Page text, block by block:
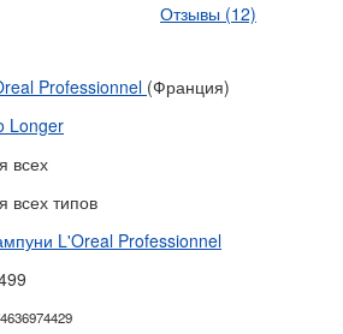
Отзывы (12)
Professionnel (Франция)
Longer
всех
всех типов
L'Oreal Professionnel